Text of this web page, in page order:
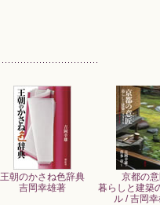
王朝のかさね色辞典
吉岡幸雄著
京都の
暮らしと建築
ル / 吉岡